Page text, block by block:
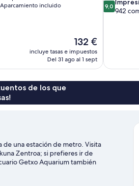
Aparcamiento incluido
El
precio
actual
132 €
132 €
incluye tasas e impuestos
Del 31 ago al 1 sept
sobre
9,0
942
de los que
de una estación de metro. Visita
Zentroa; si prefieres ir de
Getxo Aquarium también